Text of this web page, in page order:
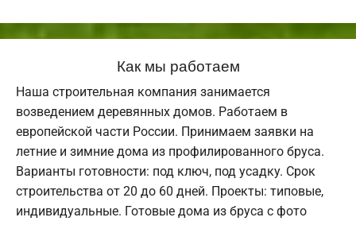
Как мы работаем
Наша строительная компания занимается
возведением деревянных домов. Работаем в
европейской части России. Принимаем заявки на
летние и зимние дома из профилированного бруса.
Варианты готовности: под ключ, под усадку. Срок
строительства от 20 до 60 дней. Проекты: типовые,
индивидуальные. Готовые дома из бруса с фото